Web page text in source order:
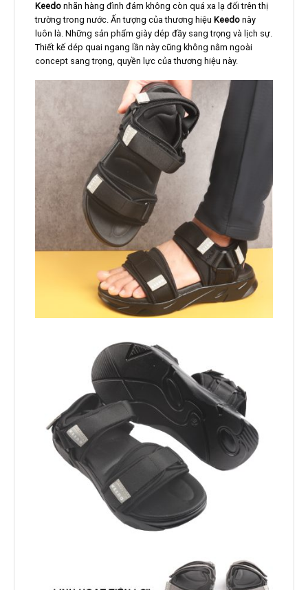
Keedonhãn hàng đình đám không còn quá xa lạ đối trên thị
trường trong nước. Ấn tượng của thương hiệu Keedonày
luôn là. Những sản phẩm giày dép đầy sang trọng và lịch sự.
Thiết kế dép quai ngang lần này cũng không nằm ngoài
concept sang trọng, quyền lực của thương hiệu này.